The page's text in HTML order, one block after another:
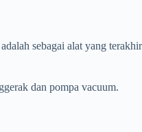
sebagai alat yang
dan pompa vacuum.